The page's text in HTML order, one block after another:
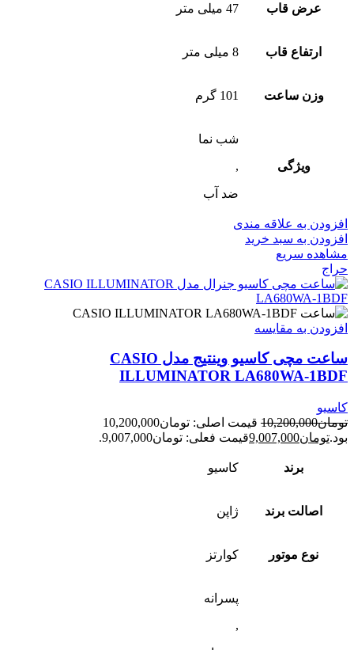
عرض قاب 47 میلی متر
ارتفاع قاب 8 میلی متر
وزن ساعت 101 گرم
ویژگی
شب‌ نما
,
ضد آب
افزودن به علاقه مندی
افزودن به سبد خرید
مشاهده سریع
حراج
افزودن به مقایسه
ساعت مچی کاسیو وینتیج مدل CASIO
ILLUMINATOR LA680WA-1BDF
کاسیو
تومان10,200,000
قیمت اصلی: تومان10,200,000
بود.تومان9,007,000قیمت فعلی: تومان9,007,000.
برند کاسیو
اصالت برند ژاپن
نوع موتور کوارتز
پسرانه
,